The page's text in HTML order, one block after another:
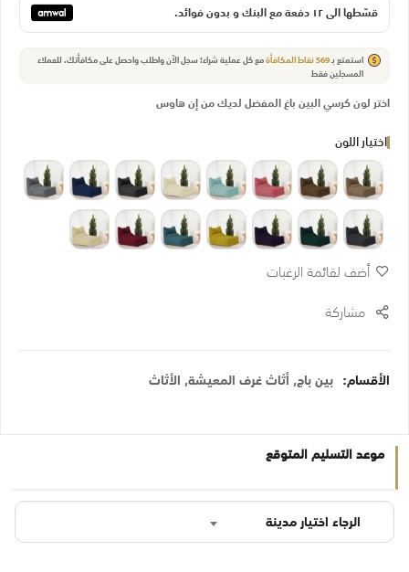
قسّطها الي ١٢ دفعة مع البنك و بدون فوائد.
استمتع بـ569نقاط المكافأةمع كل عملية شراء! سجل الآن واطلب واحصل على مكافأتك.للعملاء
المسجلين فقط
اختر لون كرسي البين باغ المفضل لديك من إن هاوس
اختيار اللون
أضف لقائمة الرغبات
مشاركة
الأقسام: بين باج,أثاث غرف المعيشة,الأثاث
موعد التسليم المتوقع
الرجاء اختيار مدينة